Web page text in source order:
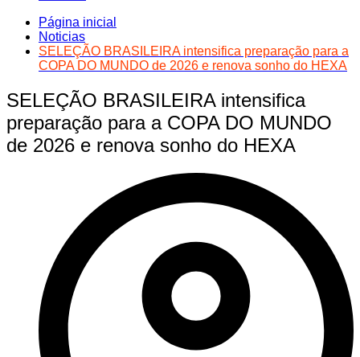
Página inicial
Noticias
SELEÇÃO BRASILEIRA intensifica preparação para a
COPA DO MUNDO de 2026 e renova sonho do HEXA
SELEÇÃO BRASILEIRA intensifica
preparação para a COPA DO MUNDO
de 2026 e renova sonho do HEXA